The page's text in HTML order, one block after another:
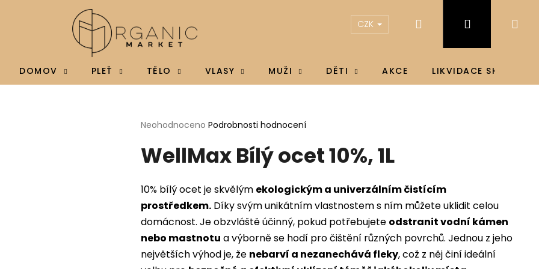
DOMOV PLEŤ TĚLO VLASY MUŽI DĚTI AKCE LIKVIDACE SKLADU
CZK Přihlášení
Průměrné
produktu
je
5
hvězdiček.
Neohodnoceno Podrobnosti hodnocení
WellMax Bílý ocet 10%, 1L
10% bílý ocet je skvělým ekologickým a univerzálním čistícím
prostředkem. Díky svým unikátním vlastnostem s ním můžete uklidit celou
domácnost. Je obzvláště účinný, pokud potřebujete odstranit vodní kámen
nebo mastnotu a výborně se hodí pro čištění různých povrchů. Jednou z jeho
největších výhod je, že nebarví a nezanechává fleky, což z něj činí ideální
Co potřebujete najít?
BRAINMAX VITAMIN D3 & K2®, D3 4000